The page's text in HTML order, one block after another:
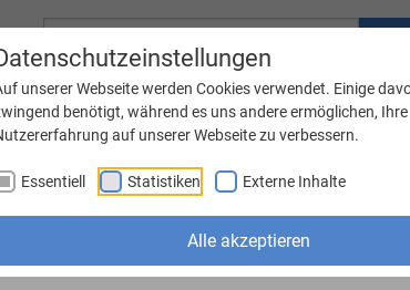
unserer Webseite werden Cookies verwendet. Einige
benötigt, während es uns andere ermöglichen, Ihre
auf unserer Webseite zu verbessern.
Essentiell Statistiken Externe Inhalte
Alle akzeptieren
Familie
Bildung, Betreuung, Soziales Wirtschaft,